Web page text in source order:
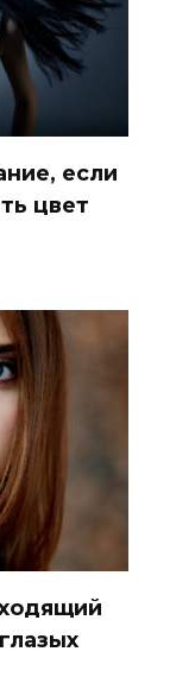
если
цвет